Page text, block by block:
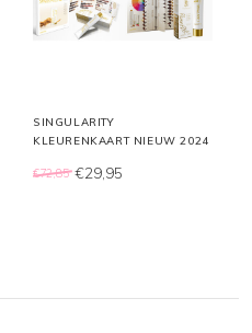
SINGULARITY
KLEURENKAART NIEUW 2024
€72,85 €29,95